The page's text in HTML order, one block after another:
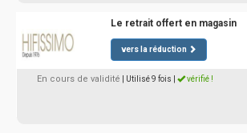
Le retrait offert en magasin
vers la réduction
En cours de validité | Utilisé 9 fois vérifié !